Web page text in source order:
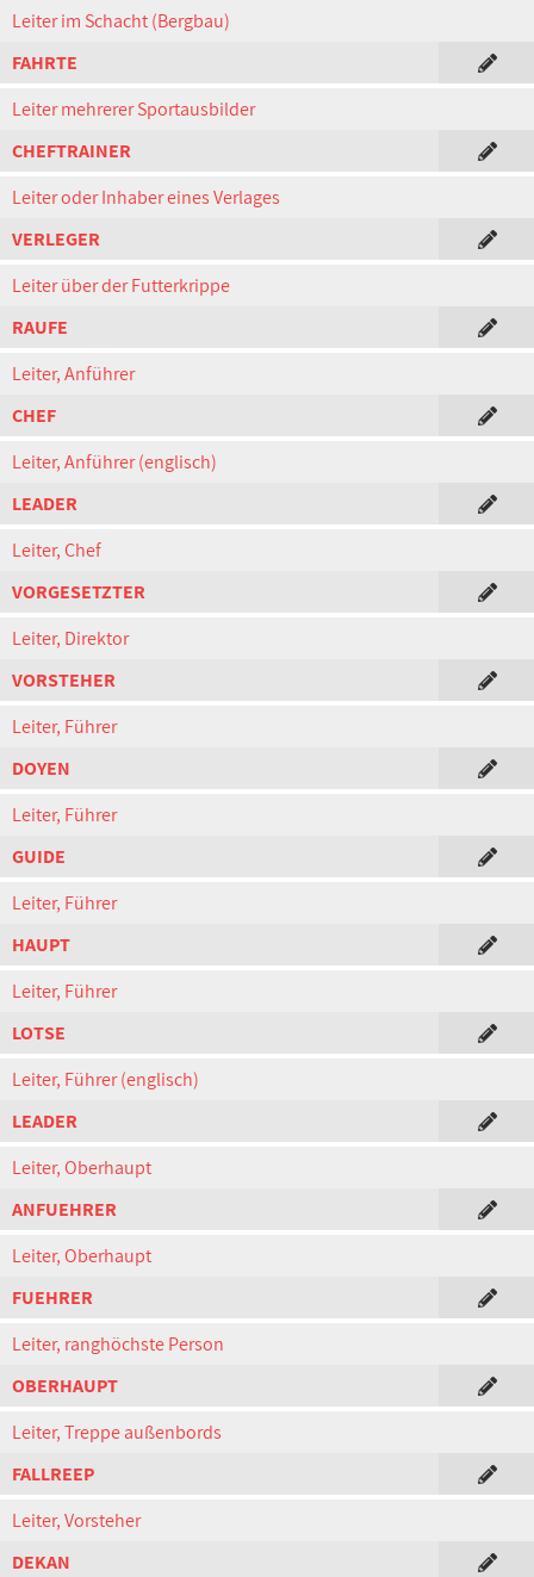
Leiter im Schacht (Bergbau)
FAHRTE
Leiter mehrerer Sportausbilder
CHEFTRAINER
Leiter oder Inhaber eines Verlages
VERLEGER
Leiter über der Futterkrippe
RAUFE
Leiter, Anführer
CHEF
Leiter, Anführer (englisch)
LEADER
Leiter, Chef
VORGESETZTER
Leiter, Direktor
VORSTEHER
Leiter, Führer
DOYEN
Leiter, Führer
GUIDE
Leiter, Führer
HAUPT
Leiter, Führer
LOTSE
Leiter, Führer (englisch)
LEADER
Leiter, Oberhaupt
ANFUEHRER
Leiter, Oberhaupt
FUEHRER
Leiter, ranghöchste Person
OBERHAUPT
Leiter, Treppe außenbords
FALLREEP
Leiter, Vorsteher
DEKAN